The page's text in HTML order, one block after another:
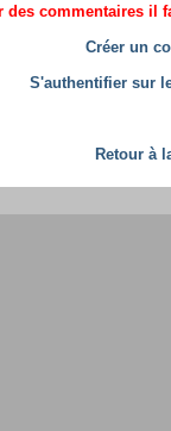
des commentaires il
Créer un
S'authentifier sur
Retour à